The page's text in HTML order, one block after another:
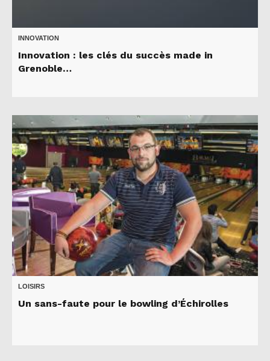
INNOVATION
Innovation : les clés du succès made in
Grenoble…
LOISIRS
Un sans-faute pour le bowling d’Échirolles